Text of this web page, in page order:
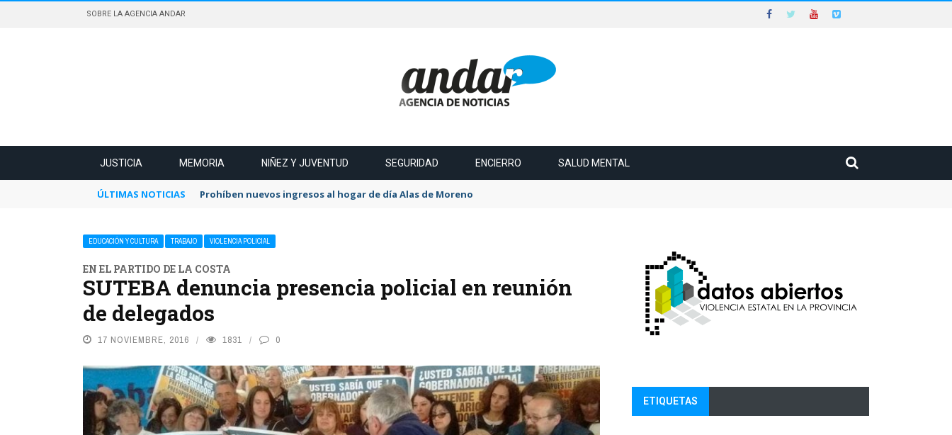
SOBRE LA AGENCIA ANDAR
JUSTICIA MEMORIA NIÑEZ Y JUVENTUD SEGURIDAD ENCIERRO SALUD MENTAL
ÚLTIMAS NOTICIAS Prohíben nuevos ingresos al hogar de día Alas de Moreno
EDUCACIÓN Y CULTURA TRABAJO VIOLENCIA POLICIAL
EN EL PARTIDO DE LA COSTA
SUTEBA denuncia presencia policial en reunión
de delegados
17 NOVIEMBRE, 2016 1831 0
ETIQUETAS